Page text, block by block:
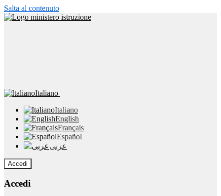
Salta al contenuto
Italiano
Italiano
English
Français
Español
عربى
Accedi
Accedi